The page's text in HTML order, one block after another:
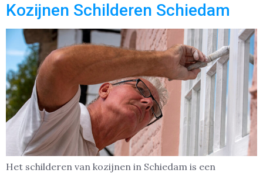
Kozijnen Schilderen Schiedam
Het schilderen van kozijnen in Schiedam is een